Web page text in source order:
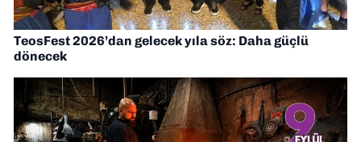
TeosFest 2026’dan gelecek yıla söz: Daha güçlü
dönecek